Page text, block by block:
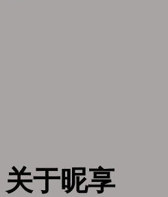
关于昵享